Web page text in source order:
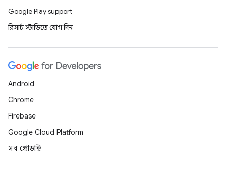
Google Play support
রিসার্চ স্টাডিতে যোগ দিন
Android
Chrome
Firebase
Google Cloud Platform
সব প্রোডাক্ট